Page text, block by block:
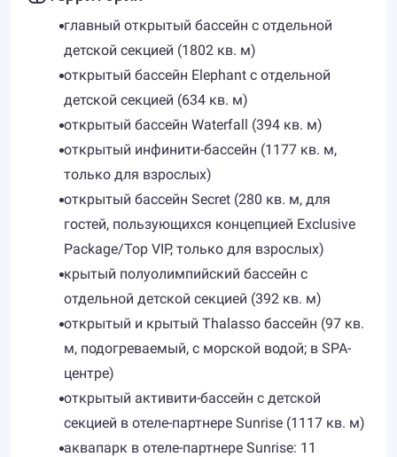
главный открытый бассейн с отдельной
детской секцией (1802 кв. м)
открытый бассейн Elephant с отдельной
детской секцией (634 кв. м)
открытый бассейн Waterfall (394 кв. м)
открытый инфинити-бассейн (1177 кв. м,
только для взрослых)
открытый бассейн Secret (280 кв. м, для
гостей, пользующихся концепцией Exclusive
Package/Top VIP, только для взрослых)
крытый полуолимпийский бассейн с
отдельной детской секцией (392 кв. м)
открытый и крытый Thalasso бассейн (97 кв.
м, подогреваемый, с морской водой; в SPA-
центре)
открытый активити-бассейн с детской
секцией в отеле-партнере Sunrise (1117 кв. м)
аквапарк в отеле-партнере Sunrise: 11